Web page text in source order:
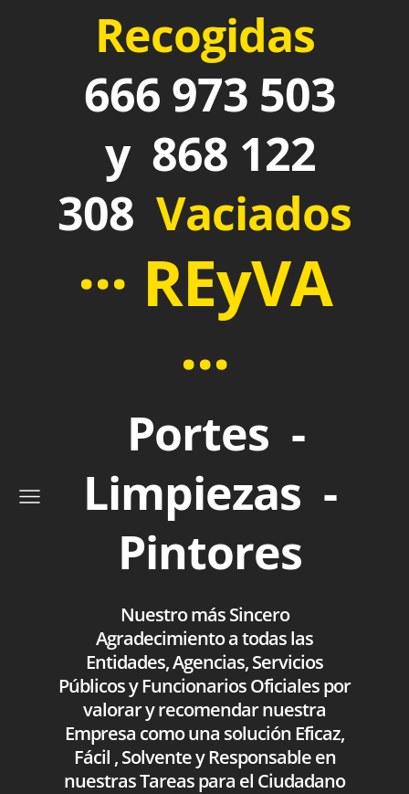
Recogidas
666 973 503
y 868 122
308 Vaciados
··· REyVA
···
Portes -
Limpiezas -
Pintores
Nuestro más Sincero
Agradecimiento a todas las
Entidades, Agencias, Servicios
Públicos y Funcionarios Oficiales por
valorar y recomendar nuestra
Empresa como una solución Eficaz,
Fácil , Solvente y Responsable en
nuestras Tareas para el Ciudadano